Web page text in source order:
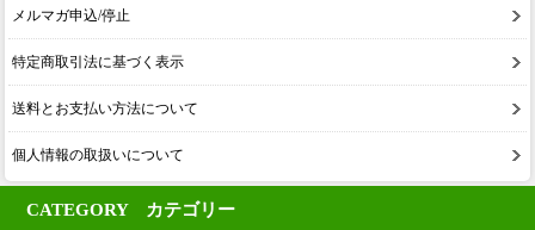
メルマガ申込/停止
特定商取引法に基づく表示
送料とお支払い方法について
個人情報の取扱いについて
CATEGORY カテゴリー